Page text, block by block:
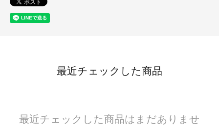
最近チェックした商品
最近チェックした商品はまだありませ